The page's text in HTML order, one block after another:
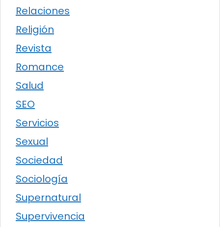
Relaciones
Religión
Revista
Romance
Salud
SEO
Servicios
Sexual
Sociedad
Sociología
Supernatural
Supervivencia